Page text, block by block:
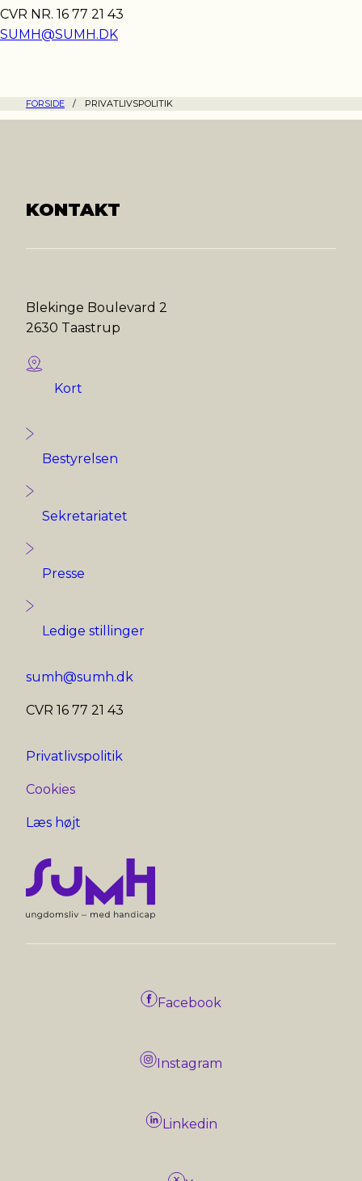
CVR NR. 16 77 21 43
SUMH@SUMH.DK
FORSIDE / PRIVATLIVSPOLITIK
KONTAKT
Blekinge Boulevard 2
2630 Taastrup
Kort
Bestyrelsen
Sekretariatet
Presse
Ledige stillinger
sumh@sumh.dk
CVR 16 77 21 43
Privatlivspolitik
Cookies
Læs højt
Facebook
Instagram
Linkedin